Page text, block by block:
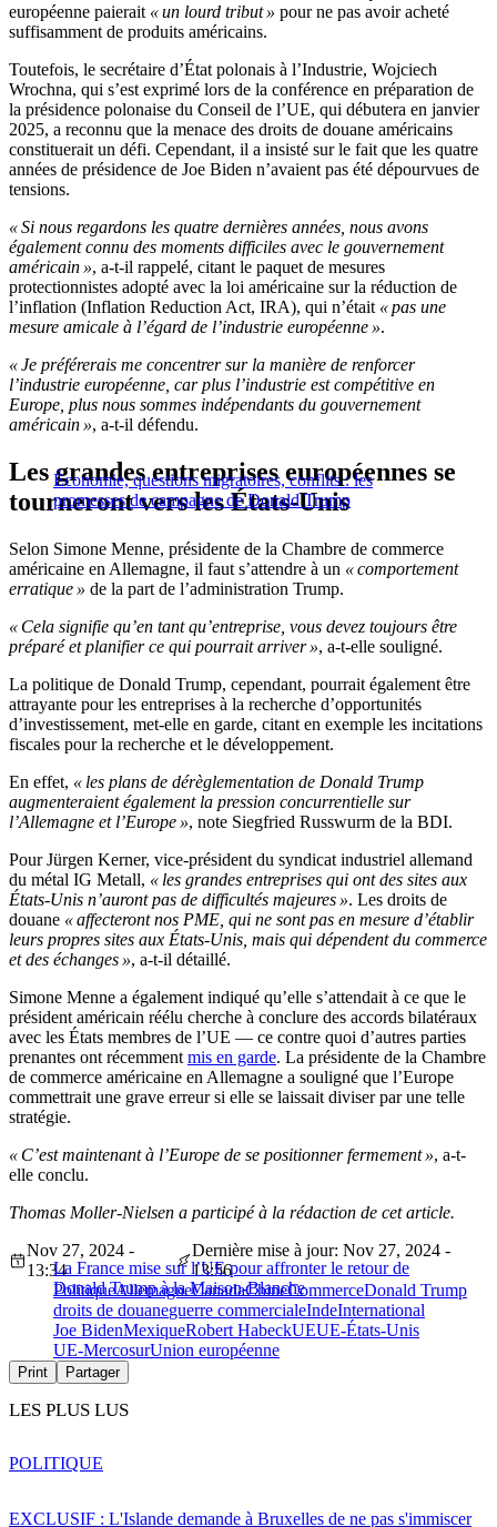
européenne paierait « un lourd tribut » pour ne pas avoir acheté
suffisamment de produits américains.
Toutefois, le secrétaire d’État polonais à l’Industrie, Wojciech
Wrochna, qui s’est exprimé lors de la conférence en préparation de
la présidence polonaise du Conseil de l’UE, qui débutera en janvier
2025, a reconnu que la menace des droits de douane américains
constituerait un défi. Cependant, il a insisté sur le fait que les quatre
années de présidence de Joe Biden n’avaient pas été dépourvues de
tensions.
« Si nous regardons les quatre dernières années, nous avons
également connu des moments difficiles avec le gouvernement
américain », a-t-il rappelé, citant le paquet de mesures
protectionnistes adopté avec la loi américaine sur la réduction de
l’inflation (Inflation Reduction Act, IRA), qui n’était « pas une
mesure amicale à l’égard de l’industrie européenne ».
« Je préférerais me concentrer sur la manière de renforcer
l’industrie européenne, car plus l’industrie est compétitive en
Europe, plus nous sommes indépendants du gouvernement
américain », a-t-il défendu.
Économie, questions migratoires, conflits : les
promesses de campagne de Donald Trump
Les grandes entreprises européennes se
tourneront vers les États-Unis
Selon Simone Menne, présidente de la Chambre de commerce
américaine en Allemagne, il faut s’attendre à un « comportement
erratique » de la part de l’administration Trump.
« Cela signifie qu’en tant qu’entreprise, vous devez toujours être
préparé et planifier ce qui pourrait arriver », a-t-elle souligné.
La politique de Donald Trump, cependant, pourrait également être
attrayante pour les entreprises à la recherche d’opportunités
d’investissement, met-elle en garde, citant en exemple les incitations
fiscales pour la recherche et le développement.
En effet, « les plans de dérèglementation de Donald Trump
augmenteraient également la pression concurrentielle sur
l’Allemagne et l’Europe », note Siegfried Russwurm de la BDI.
Pour Jürgen Kerner, vice-président du syndicat industriel allemand
du métal IG Metall, « les grandes entreprises qui ont des sites aux
États-Unis n’auront pas de difficultés majeures ». Les droits de
douane « affecteront nos PME, qui ne sont pas en mesure d’établir
leurs propres sites aux États-Unis, mais qui dépendent du commerce
et des échanges », a-t-il détaillé.
Simone Menne a également indiqué qu’elle s’attendait à ce que le
président américain réélu cherche à conclure des accords bilatéraux
avec les États membres de l’UE — ce contre quoi d’autres parties
prenantes ont récemment mis en garde. La présidente de la Chambre
de commerce américaine en Allemagne a souligné que l’Europe
commettrait une grave erreur si elle se laissait diviser par une telle
stratégie.
« C’est maintenant à l’Europe de se positionner fermement », a-t-
elle conclu.
Thomas Moller-Nielsen a participé à la rédaction de cet article.
La France mise sur l’UE pour affronter le retour de
Donald Trump à la Maison-Blanche
Nov 27, 2024 -
13:34
Dernière mise à jour: Nov 27, 2024 -
13:56
PolitiqueAllemagneCanadaChineCommerceDonald Trump
droits de douaneguerre commercialeIndeInternational
Joe BidenMexiqueRobert HabeckUEUE-États-Unis
UE-MercosurUnion européenne
Print Partager
LES PLUS LUS
EXCLUSIF : L'Islande demande à Bruxelles de ne pas s'immiscer
POLITIQUE